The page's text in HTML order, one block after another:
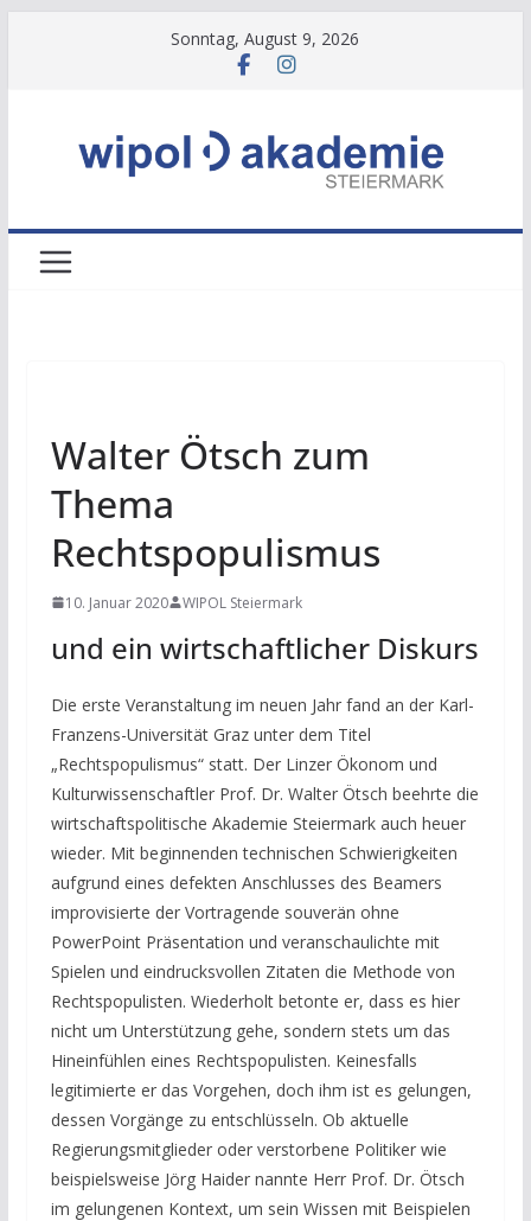
Sonntag, August 9, 2026
Walter Ötsch zum
Thema
Rechtspopulismus
10. Januar 2020 WIPOL Steiermark
und ein wirtschaftlicher Diskurs
Die erste Veranstaltung im neuen Jahr fand an der Karl-
Franzens-Universität Graz unter dem Titel
„Rechtspopulismus“ statt. Der Linzer Ökonom und
Kulturwissenschaftler Prof. Dr. Walter Ötsch beehrte die
wirtschaftspolitische Akademie Steiermark auch heuer
wieder. Mit beginnenden technischen Schwierigkeiten
aufgrund eines defekten Anschlusses des Beamers
improvisierte der Vortragende souverän ohne
PowerPoint Präsentation und veranschaulichte mit
Spielen und eindrucksvollen Zitaten die Methode von
Rechtspopulisten. Wiederholt betonte er, dass es hier
nicht um Unterstützung gehe, sondern stets um das
Hineinfühlen eines Rechtspopulisten. Keinesfalls
legitimierte er das Vorgehen, doch ihm ist es gelungen,
dessen Vorgänge zu entschlüsseln. Ob aktuelle
Regierungsmitglieder oder verstorbene Politiker wie
beispielsweise Jörg Haider nannte Herr Prof. Dr. Ötsch
im gelungenen Kontext, um sein Wissen mit Beispielen